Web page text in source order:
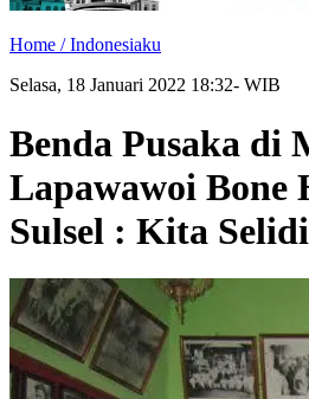
Home /Indonesiaku
Selasa, 18 Januari 2022 18:32- WIB
Benda Pusaka di
Lapawawoi Bone
Sulsel : Kita